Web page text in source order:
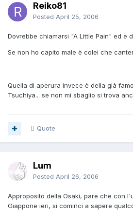
Reiko81
Posted April 25, 2006
Dovrebbe chiamarsi "A Little Pain" ed è
Se non ho capito male è colei che
Quella di aperura invece è della già
Tsuchiya... se non mi sbaglio si trova
Quote
Lum
Posted April 26, 2006
Approposito della Osaki, pare che con
Giappone ieri, si cominci a sapere